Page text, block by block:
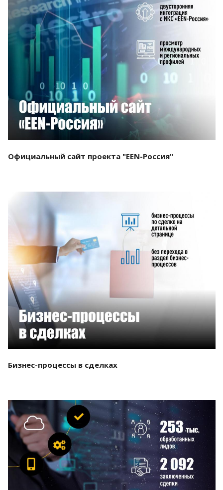
Смотреть проект
Официальный сайт проекта "EEN-Россия"
Бизнес-процессы в сделках
Смотреть проект